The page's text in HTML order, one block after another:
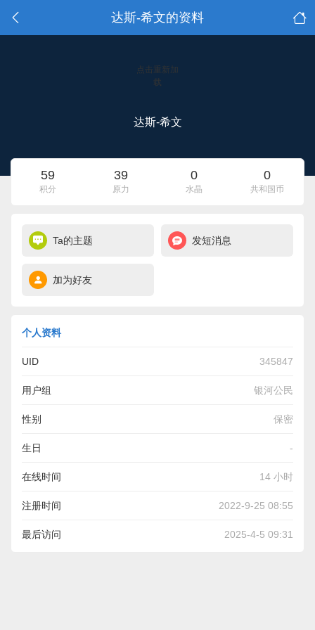
达斯-希文的资料
点击重新加
载
达斯-希文
59
积分
39
原力
0
水晶
0
共和国币
Ta的主题 发短消息
加为好友
个人资料
UID 345847
用户组 银河公民
性别 保密
生日 -
在线时间 14 小时
注册时间 2022-9-25 08:55
最后访问 2025-4-5 09:31